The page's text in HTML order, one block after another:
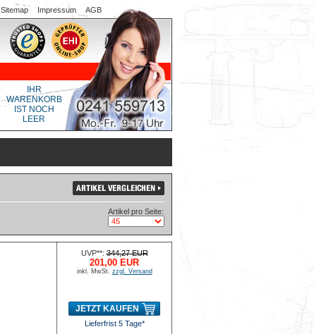
Sitemap Impressum AGB
IHR
WARENKORB
IST NOCH
LEER
Artikel pro Seite:
UVP**:344,27 EUR
201,00 EUR
inkl. MwSt. zzgl. Versand
JETZT KAUFEN
Lieferfrist 5 Tage*